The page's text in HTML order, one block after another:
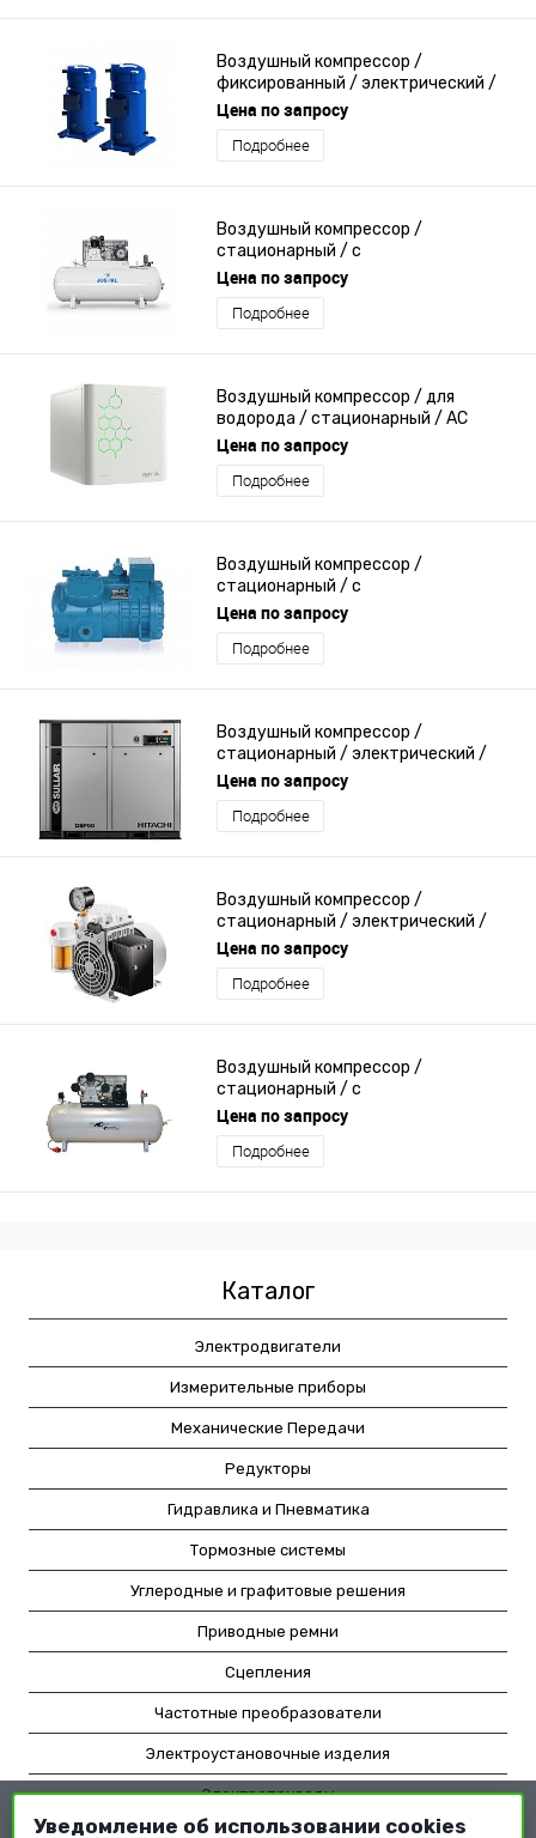
Воздушный компрессор /
фиксированный / электрический /
прочный
Цена по запросу
Подробнее
Воздушный компрессор /
стационарный / с
электродвигателем / поршневый
Цена по запросу
Подробнее
Воздушный компрессор / для
водорода / стационарный / AC
Цена по запросу
Подробнее
Воздушный компрессор /
стационарный / с
электродвигателем / поршневый
Цена по запросу
Подробнее
Воздушный компрессор /
стационарный / электрический /
винтовой
Цена по запросу
Подробнее
Воздушный компрессор /
стационарный / электрический /
промышленный
Цена по запросу
Подробнее
Воздушный компрессор /
стационарный / с
электродвигателем / поршневый
Цена по запросу
Подробнее
Каталог
Электродвигатели
Измерительные приборы
Механические Передачи
Редукторы
Гидравлика и Пневматика
Тормозные системы
Углеродные и графитовые решения
Приводные ремни
Сцепления
Частотные преобразователи
Электроустановочные изделия
Электроприводы
Уведомление об использовании cookies